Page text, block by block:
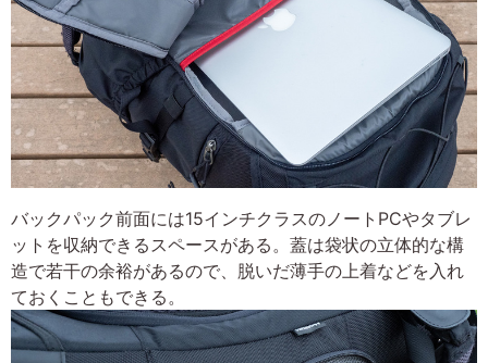
バックパック前面には15インチクラスのノートPCやタブレ
ットを収納できるスペースがある。蓋は袋状の立体的な構
造で若干の余裕があるので、脱いだ薄手の上着などを入れ
ておくこともできる。